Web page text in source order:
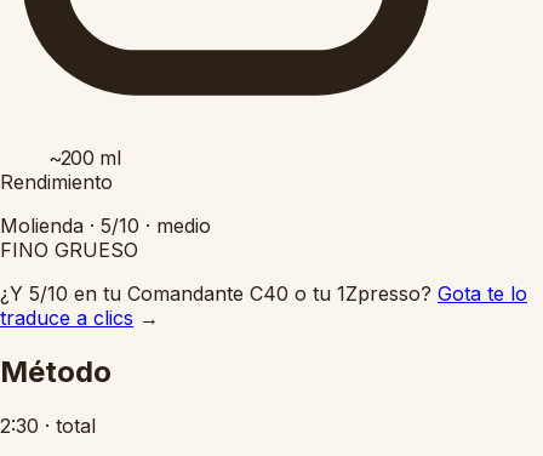
~200 ml
Rendimiento
Molienda · 5/10 · medio
FINO GRUESO
¿Y 5/10 en tu Comandante C40 o tu 1Zpresso? Gota te lo
traduce a clics →
Método
2:30 · total